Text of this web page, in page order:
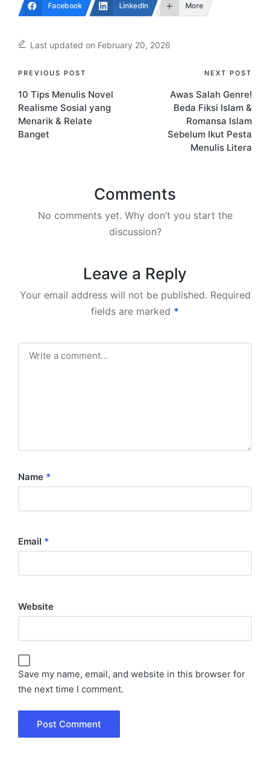
Facebook LinkedIn More
Last updated on February 20, 2026
Post
navigation
PREVIOUS POST
10 Tips Menulis Novel
Realisme Sosial yang
Menarik & Relate
Banget
NEXT POST
Awas Salah Genre!
Beda Fiksi Islam &
Romansa Islam
Sebelum Ikut Pesta
Menulis Litera
Comments
No comments yet. Why don’t you start the
discussion?
Leave a Reply
Your email address will not be published. Required
fields are marked *
Name *
Email *
Website
Save my name, email, and website in this browser for
the next time I comment.